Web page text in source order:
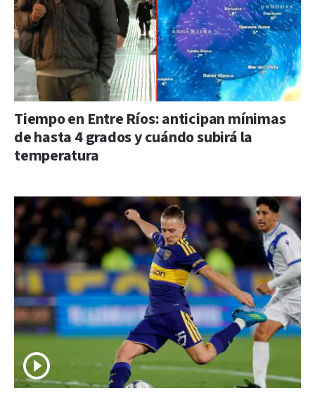
Tiempo en Entre Ríos: anticipan mínimas
de hasta 4 grados y cuándo subirá la
temperatura